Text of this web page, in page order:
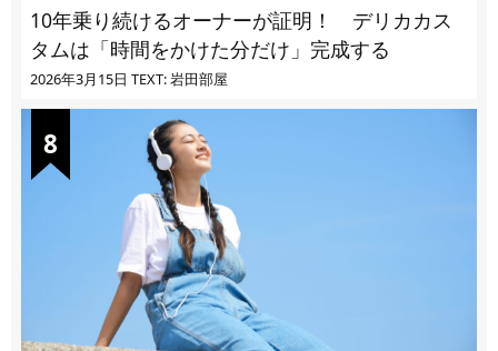
10年乗り続けるオーナーが証明！ デリカカス
タムは「時間をかけた分だけ」完成する
2026年3月15日 TEXT: 岩田部屋